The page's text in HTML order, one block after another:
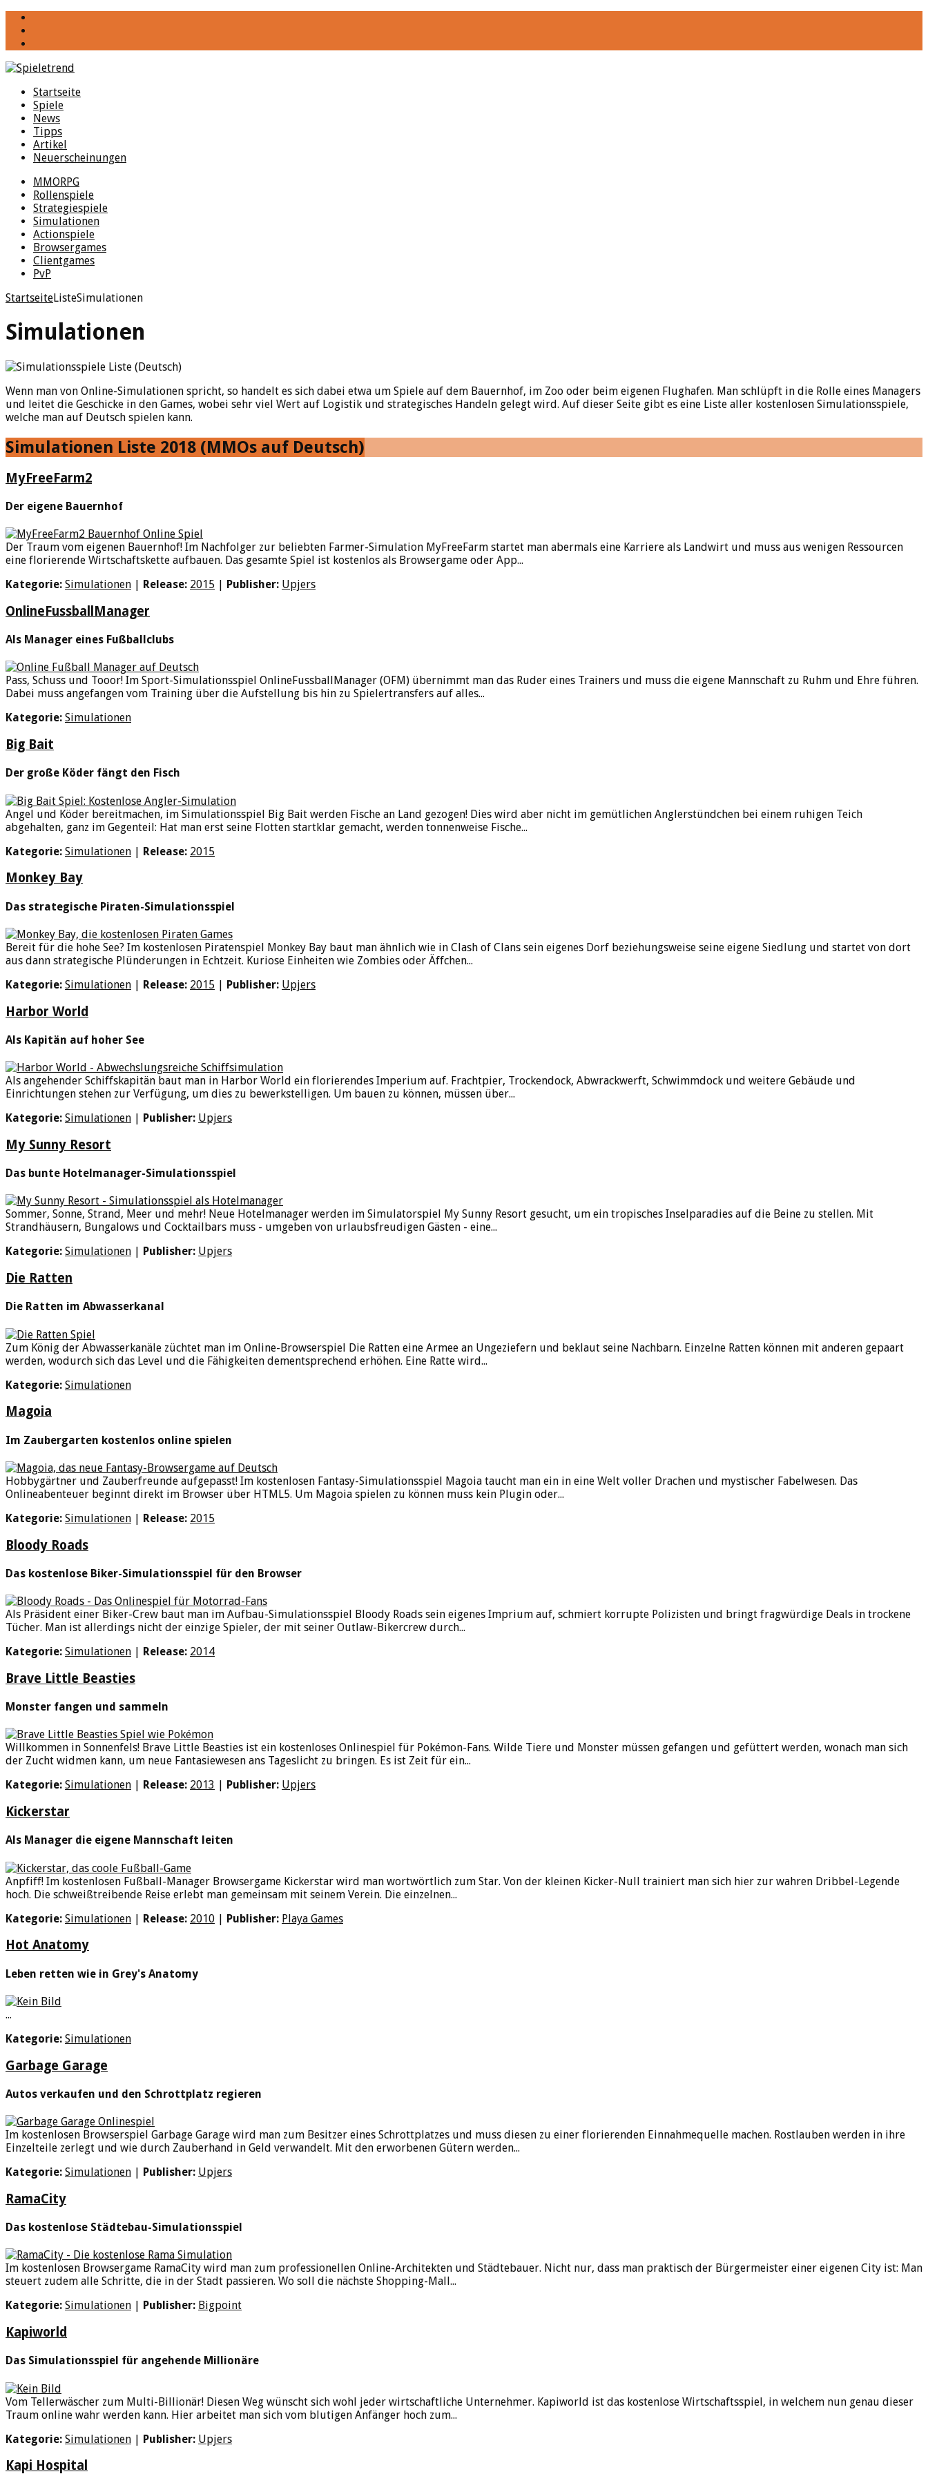
Startseite
Spiele
News
Tipps
Artikel
Neuerscheinungen
MMORPG
Rollenspiele
Strategiespiele
Simulationen
Actionspiele
Browsergames
Clientgames
PvP
StartseiteListeSimulationen
Simulationen
Wenn man von Online-Simulationen spricht, so handelt es sich dabei etwa um Spiele auf dem Bauernhof, im Zoo oder beim eigenen Flughafen. Man schlüpft in die Rolle eines Managers
und leitet die Geschicke in den Games, wobei sehr viel Wert auf Logistik und strategisches Handeln gelegt wird. Auf dieser Seite gibt es eine Liste aller kostenlosen Simulationsspiele,
welche man auf Deutsch spielen kann.
Simulationen Liste 2018 (MMOs auf Deutsch)
MyFreeFarm2
Der eigene Bauernhof
Der Traum vom eigenen Bauernhof! Im Nachfolger zur beliebten Farmer-Simulation MyFreeFarm startet man abermals eine Karriere als Landwirt und muss aus wenigen Ressourcen
eine florierende Wirtschaftskette aufbauen. Das gesamte Spiel ist kostenlos als Browsergame oder App...
Kategorie: Simulationen Release: 2015 Publisher: Upjers
OnlineFussballManager
Als Manager eines Fußballclubs
Pass, Schuss und Tooor! Im Sport-Simulationsspiel OnlineFussballManager (OFM) übernimmt man das Ruder eines Trainers und muss die eigene Mannschaft zu Ruhm und Ehre führen.
Dabei muss angefangen vom Training über die Aufstellung bis hin zu Spielertransfers auf alles...
Kategorie: Simulationen
Big Bait
Der große Köder fängt den Fisch
Angel und Köder bereitmachen, im Simulationsspiel Big Bait werden Fische an Land gezogen! Dies wird aber nicht im gemütlichen Anglerstündchen bei einem ruhigen Teich
abgehalten, ganz im Gegenteil: Hat man erst seine Flotten startklar gemacht, werden tonnenweise Fische...
Kategorie: Simulationen | Release: 2015
Monkey Bay
Das strategische Piraten-Simulationsspiel
Bereit für die hohe See? Im kostenlosen Piratenspiel Monkey Bay baut man ähnlich wie in Clash of Clans sein eigenes Dorf beziehungsweise seine eigene Siedlung und startet von dort
aus dann strategische Plünderungen in Echtzeit. Kuriose Einheiten wie Zombies oder Äffchen...
Kategorie: Simulationen | Release: 2015 | Publisher: Upjers
Harbor World
Als Kapitän auf hoher See
Als angehender Schiffskapitän baut man in Harbor World ein florierendes Imperium auf. Frachtpier, Trockendock, Abwrackwerft, Schwimmdock und weitere Gebäude und
Einrichtungen stehen zur Verfügung, um dies zu bewerkstelligen. Um bauen zu können, müssen über...
Kategorie: Simulationen Publisher: Upjers
My Sunny Resort
Das bunte Hotelmanager-Simulationsspiel
Sommer, Sonne, Strand, Meer und mehr! Neue Hotelmanager werden im Simulatorspiel My Sunny Resort gesucht, um ein tropisches Inselparadies auf die Beine zu stellen. Mit
Strandhäusern, Bungalows und Cocktailbars muss - umgeben von urlaubsfreudigen Gästen - eine...
Kategorie: Simulationen Publisher: Upjers
Die Ratten
Die Ratten im Abwasserkanal
Zum König der Abwasserkanäle züchtet man im Online-Browserspiel Die Ratten eine Armee an Ungeziefern und beklaut seine Nachbarn. Einzelne Ratten können mit anderen gepaart
werden, wodurch sich das Level und die Fähigkeiten dementsprechend erhöhen. Eine Ratte wird...
Kategorie: Simulationen
Magoia
Im Zaubergarten kostenlos online spielen
Hobbygärtner und Zauberfreunde aufgepasst! Im kostenlosen Fantasy-Simulationsspiel Magoia taucht man ein in eine Welt voller Drachen und mystischer Fabelwesen. Das
Onlineabenteuer beginnt direkt im Browser über HTML5. Um Magoia spielen zu können muss kein Plugin oder...
Kategorie: Simulationen | Release: 2015
Bloody Roads
Das kostenlose Biker-Simulationsspiel für den Browser
Als Präsident einer Biker-Crew baut man im Aufbau-Simulationsspiel Bloody Roads sein eigenes Imprium auf, schmiert korrupte Polizisten und bringt fragwürdige Deals in trockene
Tücher. Man ist allerdings nicht der einzige Spieler, der mit seiner Outlaw-Bikercrew durch...
Kategorie: Simulationen Release: 2014
Brave Little Beasties
Monster fangen und sammeln
Willkommen in Sonnenfels! Brave Little Beasties ist ein kostenloses Onlinespiel für Pokémon-Fans. Wilde Tiere und Monster müssen gefangen und gefüttert werden, wonach man sich
der Zucht widmen kann, um neue Fantasiewesen ans Tageslicht zu bringen. Es ist Zeit für ein...
Kategorie: Simulationen Release: 2013 Publisher: Upjers
Kickerstar
Als Manager die eigene Mannschaft leiten
Anpfiff! Im kostenlosen Fußball-Manager Browsergame Kickerstar wird man wortwörtlich zum Star. Von der kleinen Kicker-Null trainiert man sich hier zur wahren Dribbel-Legende
hoch. Die schweißtreibende Reise erlebt man gemeinsam mit seinem Verein. Die einzelnen...
Kategorie: Simulationen | Release: 2010 | Publisher: Playa Games
Hot Anatomy
Leben retten wie in Grey's Anatomy
...
Kategorie: Simulationen
Garbage Garage
Autos verkaufen und den Schrottplatz regieren
Im kostenlosen Browserspiel Garbage Garage wird man zum Besitzer eines Schrottplatzes und muss diesen zu einer florierenden Einnahmequelle machen. Rostlauben werden in ihre
Einzelteile zerlegt und wie durch Zauberhand in Geld verwandelt. Mit den erworbenen Gütern werden...
Kategorie: Simulationen Publisher: Upjers
RamaCity
Das kostenlose Städtebau-Simulationsspiel
Im kostenlosen Browsergame RamaCity wird man zum professionellen Online-Architekten und Städtebauer. Nicht nur, dass man praktisch der Bürgermeister einer eigenen City ist: Man
steuert zudem alle Schritte, die in der Stadt passieren. Wo soll die nächste Shopping-Mall...
Kategorie: Simulationen Publisher: Bigpoint
Kapiworld
Das Simulationsspiel für angehende Millionäre
Vom Tellerwäscher zum Multi-Billionär! Diesen Weg wünscht sich wohl jeder wirtschaftliche Unternehmer. Kapiworld ist das kostenlose Wirtschaftsspiel, in welchem nun genau dieser
Traum online wahr werden kann. Hier arbeitet man sich vom blutigen Anfänger hoch zum...
Kategorie: Simulationen | Publisher: Upjers
Kapi Hospital